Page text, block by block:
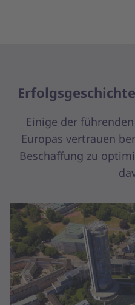
Einige der
Europas vertrauen
Beschaffung zu